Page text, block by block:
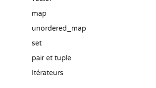
map
unordered_map
set
pair et tuple
Itérateurs